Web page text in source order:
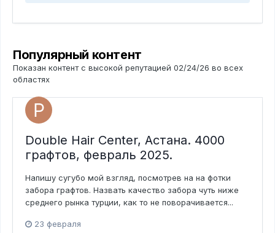
Популярный контент
Показан контент с высокой репутацией 02/24/26 во всех
областях
Double Hair Center, Астана. 4000
графтов, февраль 2025.
Напишу сугубо мой взгляд, посмотрев на на фотки
забора графтов. Назвать качество забора чуть ниже
среднего рынка турции, как то не поворачивается...
23 февраля